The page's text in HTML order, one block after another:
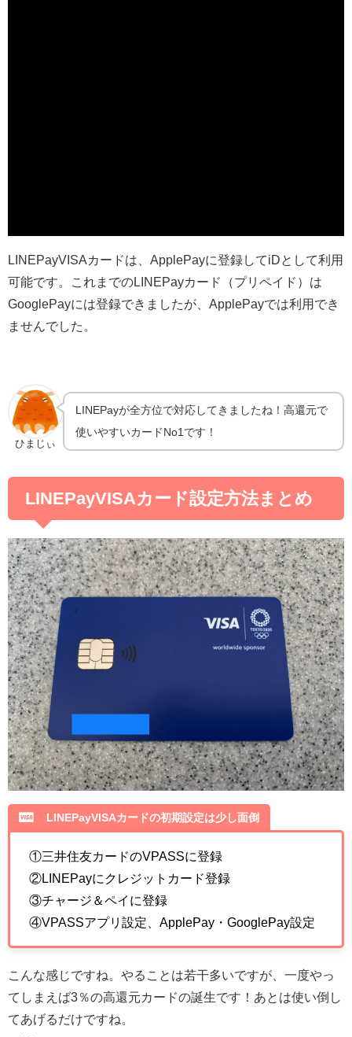
LINEPayVISAカードは、ApplePayに登録してiDとして利用
可能です。これまでのLINEPayカード（プリペイド）は
GooglePayには登録できましたが、ApplePayでは利用でき
ませんでした。
ひまじぃ
LINEPayが全方位で対応してきましたね！高還元で
使いやすいカードNo1です！
LINEPayVISAカード設定方法まとめ
LINEPayVISAカードの初期設定は少し面倒
①三井住友カードのVPASSに登録
②LINEPayにクレジットカード登録
③チャージ＆ペイに登録
④VPASSアプリ設定、ApplePay・GooglePay設定
こんな感じですね。やることは若干多いですが、一度やっ
てしまえば3％の高還元カードの誕生です！あとは使い倒し
てあげるだけですね。